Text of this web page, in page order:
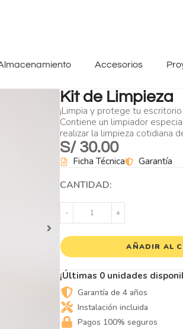
Accesorios
Kit de Limpieza
¡Limpia y protege tu
Contiene un limpiador
realizar la limpieza cotidiana
S/30.00
Ficha Técnica Garantía
CANTIDAD:
- +
AÑADIR AL
¡Últimas 0 unidades
Garantía de 4 años
Instalación incluida
Pagos 100% seguros